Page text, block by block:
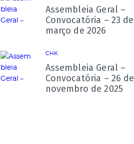
Assembleia Geral –
Convocatória – 23 de
março de 2026
CHK
Assembleia Geral –
Convocatória – 26 de
novembro de 2025